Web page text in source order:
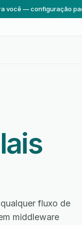
você — configuração
fluxo de
middleware